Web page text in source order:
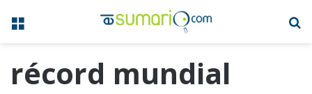
Menú
récord mundial